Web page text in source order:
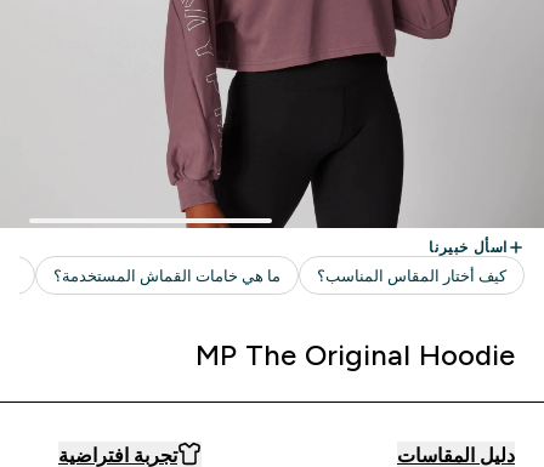
MP The Original Hoodie
دليل المقاسات تجربة افتراضية